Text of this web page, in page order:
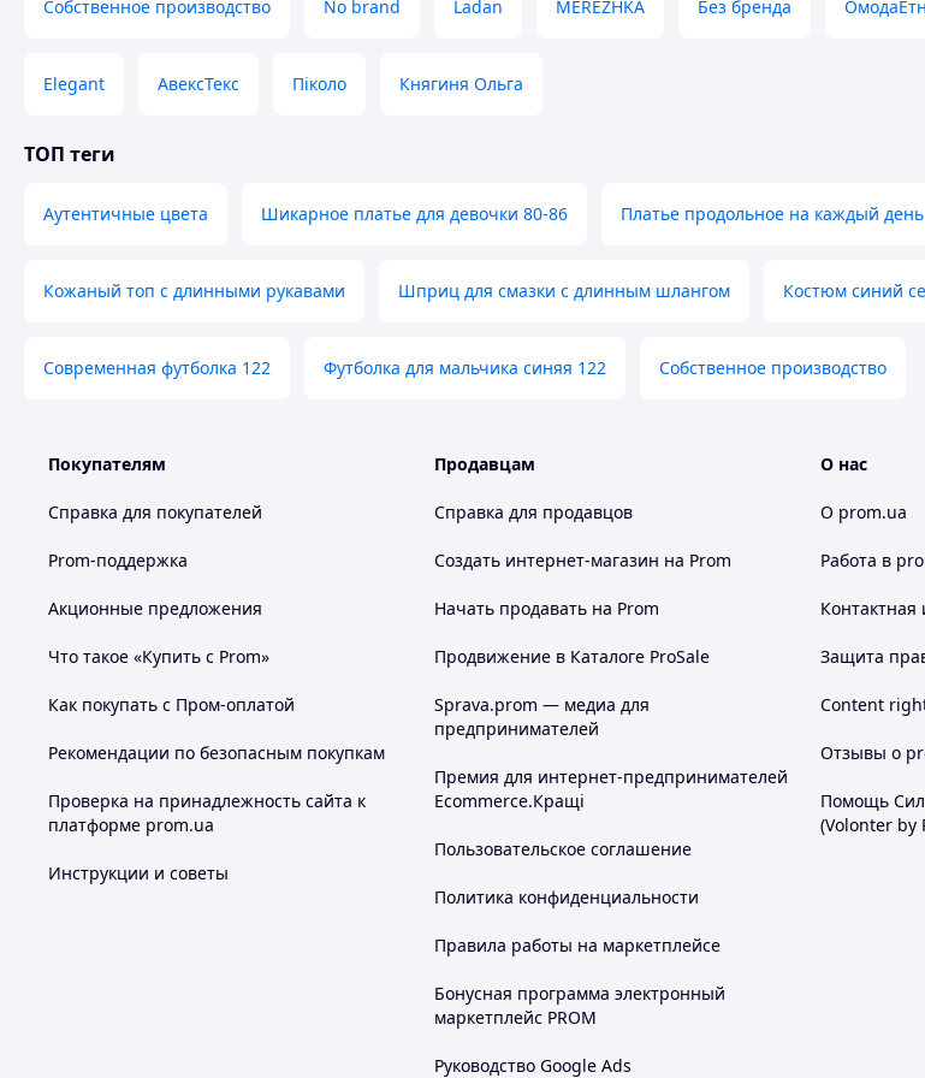
Також в нашому Інтернет-магазин "Скарбниця Карпат" ― Ви знайдете
шкіри,вироби з дерева сувенірна продукціята багато інших цікавих дрібничок на будь-який
Не забудьте переглянути Новинки!
Вдалих Вам закупів!
Собственное производство No brand Ladan MEREZHKA Без бренда
Elegant АвексТекс Піколо Княгиня Ольга
ТОП теги
Аутентичные цвета Шикарное платье для девочки 80-86 Платье продольное на каждый день
Кожаный топ с длинными рукавами Шприц для смазки с длинным шлангом Костюм синий
Современная футболка 122 Футболка для мальчика синяя 122 Собственное производство
Покупателям
Справка для покупателей
Prom-поддержка
Акционные предложения
Что такое «Купить с Prom»
Как покупать с Пром-оплатой
Рекомендации по безопасным покупкам
Проверка на принадлежность сайта к
платформе prom.ua
Инструкции и советы
Продавцам
Справка для продавцов
Создать интернет-магазин на Prom
Начать продавать на Prom
Продвижение в Каталоге ProSale
Sprava.prom — медиа для
предпринимателей
Премия для интернет-предпринимателей
Ecommerce.Кращі
Пользовательское соглашение
Политика конфиденциальности
Правила работы на маркетплейсе
Бонусная программа электронный
маркетплейс PROM
Руководство Google Ads
О нас
О prom.ua
Работа в
Защита
Content
Отзывы о
Помощь
(Volonter by